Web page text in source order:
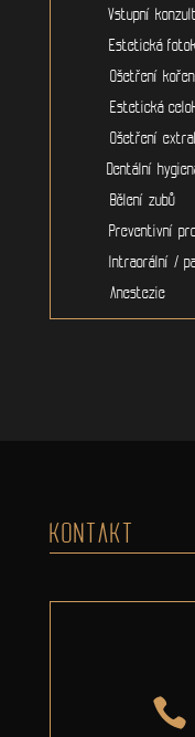
Vstupní
Estetická
Ošetření
Estetická
Ošetření
Dentální
Intraorální /
KONTAKT